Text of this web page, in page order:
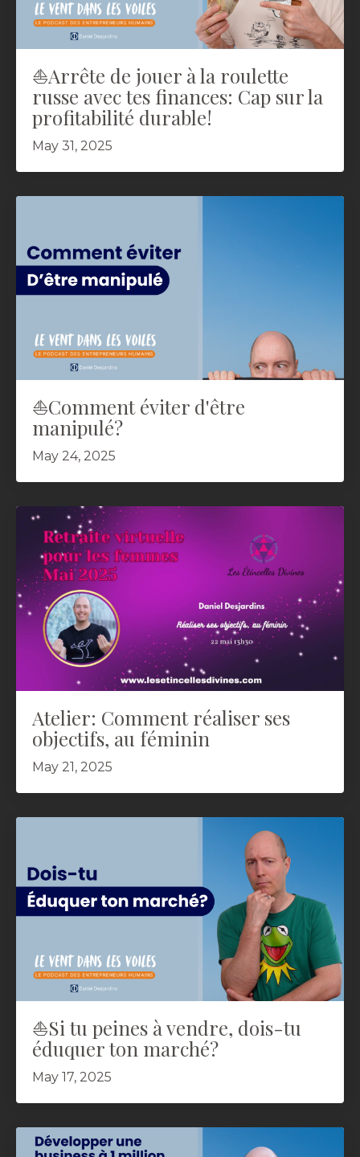
⛵️Arrête de jouer à la roulette
russe avec tes finances: Cap sur la
profitabilité durable!
May 31, 2025
⛵️Comment éviter d'être
manipulé?
May 24, 2025
Atelier: Comment réaliser ses
objectifs, au féminin
May 21, 2025
⛵️Si tu peines à vendre, dois-tu
éduquer ton marché?
May 17, 2025